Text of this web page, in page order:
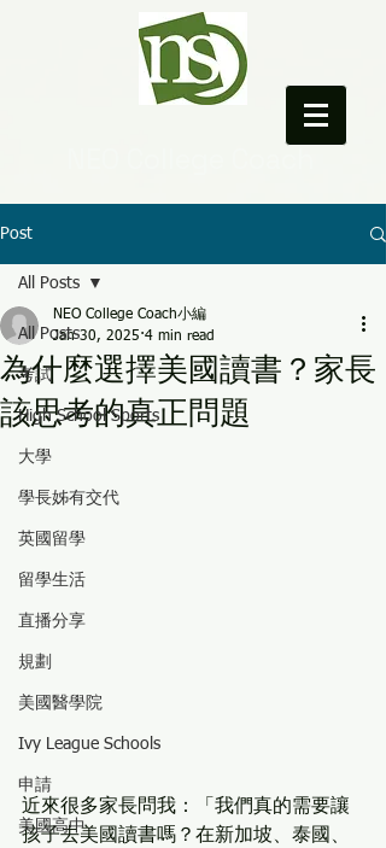
Post
All Posts
考試
High School Sports
大學
學長姊有交代
英國留學
留學生活
直播分享
規劃
美國醫學院
Ivy League Schools
申請
美國高中
All Posts
為什麼選擇美國讀書？家長
該思考的真正問題
NEO College Coach小編
Jan 30, 2025 4 min read
近來很多家長問我：「我們真的需要讓
孩子去美國讀書嗎？在新加坡、泰國、